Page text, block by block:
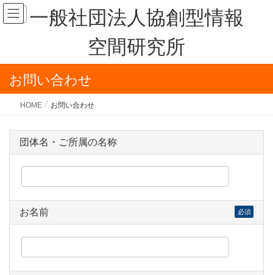
一般社団法人協創型情報
空間研究所
お問い合わせ
HOME お問い合わせ
団体名・ご所属の名称
お名前 必須